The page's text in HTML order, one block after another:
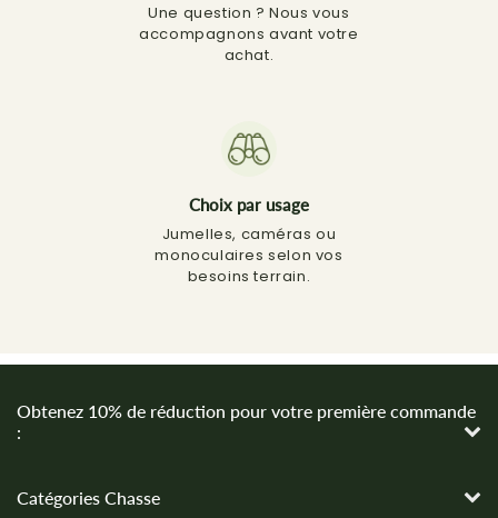
Une question ? Nous vous
accompagnons avant votre
achat.
Choix par usage
Jumelles, caméras ou
monoculaires selon vos
besoins terrain.
Obtenez 10% de réduction pour votre première commande
:
Catégories Chasse